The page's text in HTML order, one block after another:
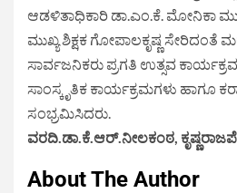
ಆಡಳಿತಾಧಿಕಾರಿ ಡಾ.ಎಂ.ಕೆ. ಮೋನಿಕಾ
ಮುಖ್ಯ ಶಿಕ್ಷಕ ಗೋಪಾಲಕೃಷ್ಣ ಸೇರಿದಂತೆ
ಸಾರ್ವಜನಿಕರು ಪ್ರಗತಿ ಉತ್ಸವ
ಸಾಂಸ್ಕೃತಿಕ ಕಾರ್ಯಕ್ರಮಗಳು ಹಾಗೂ
ಸಂಭ್ರಮಿಸಿದರು.
ವರದಿ.ಡಾ.ಕೆ.ಆರ್.ನೀಲಕಂಠ,
About The Author